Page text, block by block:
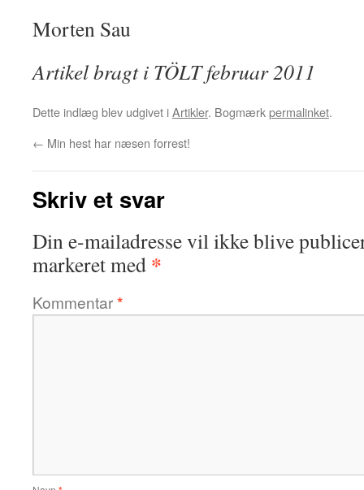
Morten Sau
Artikel bragt i TÖLT februar 2011
Dette indlæg blev udgivet iArtikler. Bogmærkpermalinket.
← Min hest har næsen forrest!
Skriv et svar
Din e-mailadresse vil ikke blive
markeret med *
Kommentar*